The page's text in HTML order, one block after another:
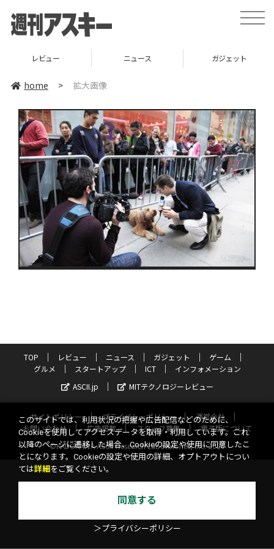
toggle
レビュー ニュース ガジェット
home > 拡大画像
TOP レビュー ニュース ガジェット
ゲーム
グルメ
スタートアップ ICT
インフォメーション
ASCII.jp
MITテクノロジーレビュー
サイトポリシー プライバシーポリシー
運営会社
お問い合わせ
広告掲載 スタッフ募集
電子版について
©KADOKAWA ASCII Research Laboratories, Inc. 2026
このサイトでは、利用状況の把握や広告配信などのために、
Cookieを使用してアクセスデータを取得・利用しています。これ
以降のページに遷移した場合、Cookieの設定や使用に同意したこ
とになります。Cookieの設定や使用の詳細、オプトアウトについ
ては詳細 をご覧ください。
同意する
＞プライバシーポリシー